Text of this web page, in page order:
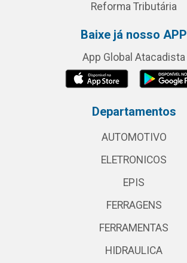
Reforma Tributária
Baixe já nosso APP
App Global Atacadista
Departamentos
AUTOMOTIVO
ELETRONICOS
EPIS
FERRAGENS
FERRAMENTAS
HIDRAULICA